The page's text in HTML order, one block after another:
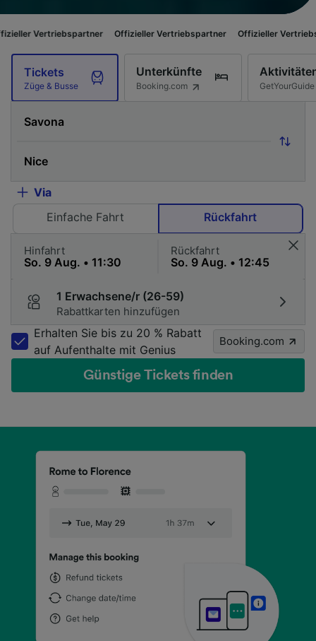
Offizieller Vertriebspartner Offizieller Vertriebspartner
Tickets
Züge & Busse
Unterkünfte
Booking.com GetYourGuide
Via
Einfache Fahrt
Rückfahrt
Hinfahrt Rückfahrt
1 Erwachsene/r (26-59)
Rabattkarten hinzufügen
Erhalten Sie bis zu 20 % Rabatt
auf Aufenthalte mit Genius
Booking.com
Günstige Tickets finden